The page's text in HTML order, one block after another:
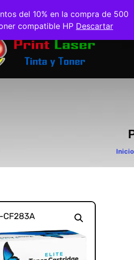
del 10% en la compra de 500
compatible HP Descartar
Inicio